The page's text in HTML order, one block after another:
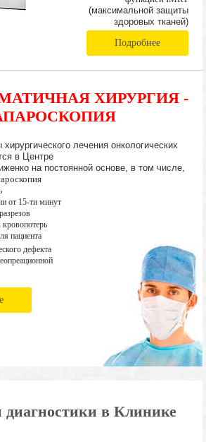
(максимальной защиты
здоровых тканей)
Подробнее
ХИРУРГИЯ -
лечения онкологических
в Центре
на постоянной основе, в том числе,
от 15-ти минут
кровопотерь
пациента
дефекта
диагностики в Клинике